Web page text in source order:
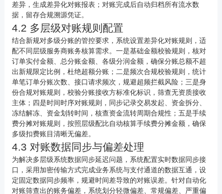
差异，生成差异化对账报表；对账完成后自动归档所有流水数
据，留存合规溯源凭证。
4.2 多层级对账规则配置
结合新规对多级分账的管控要求，系统设置差异化对账规则，适
配不同层级服务商账务核算需求。一是基础金额校验规则，核对
订单实付金额、总分账金额、各级分润金额，确保分账总额不超
出新规限定比例，杜绝超额分账；二是频次合规校验规则，统计
单笔订单分账次数、接口请求频次，规避超频拦截风险；三是身
份合规对账规则，校验分账接收方标准化标识，筛查无资质接收
主体；四是时间时序对账规则，同步记录交易发起、资金拆分、
冻结解冻、资金划转时间，核查资金流转周期合规性；五是手续
费分摊对账规则，按照层级配比自动核算手续费分摊金额，确保
多级扣费账目清晰无偏差。
4.3 对账数据同步与偏差处理
为解决多层级系统数据同步延迟问题，系统配置实时数据同步接
口，采用加密传输方式完成业务系统与支付通道的数据互通，设
定固定数据同步频率，规避时间差导致的对账误差。针对自动化
对账筛查出的账务偏差，系统划分轻微偏差、常规偏差、严重偏